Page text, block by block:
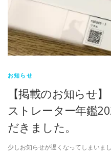
お知らせ
【掲載のお知らせ
ストレーター年鑑
だきました。
少しお知らせが遅くなってしまいま